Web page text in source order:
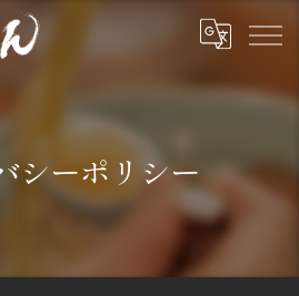
シーポリシー